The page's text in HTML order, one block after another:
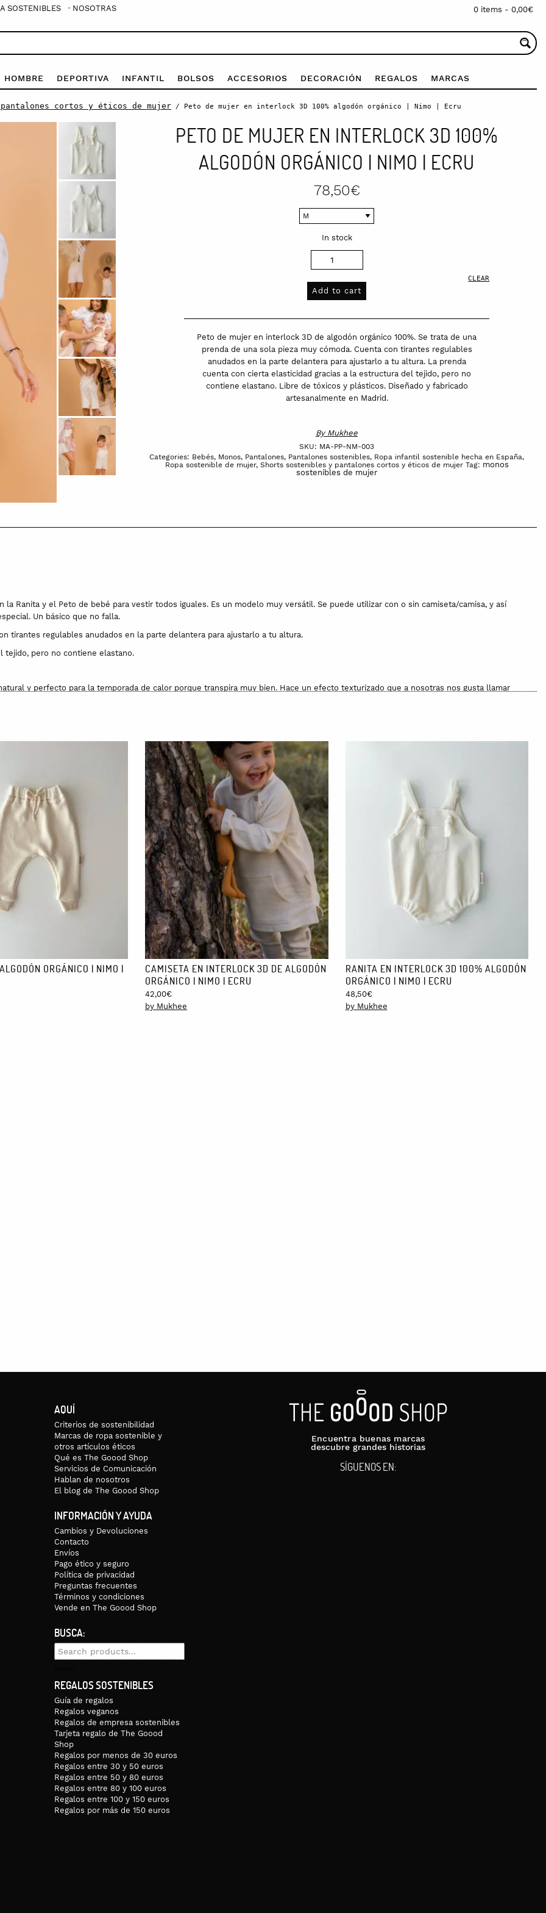
SOSTENIBLES · NOSOTRAS 0 items - 0,00€
HOMBRE DEPORTIVA INFANTIL BOLSOS ACCESORIOS DECORACIÓN REGALOS MARCAS
cortos y éticos de mujer / Peto de mujer en interlock 3D 100% algodón orgánico | Nimo | Ecru
PETO DE MUJER EN INTERLOCK 3D 100%
ALGODÓN ORGÁNICO | NIMO | ECRU
78,50€
CLEAR
In stock
quantity
Add to cart
Peto de mujer en interlock 3D de algodón orgánico 100%. Se trata de una
prenda de una sola pieza muy cómoda. Cuenta con tirantes regulables
anudados en la parte delantera para ajustarlo a tu altura. La prenda
cuenta con cierta elasticidad gracias a la estructura del tejido, pero no
contiene elastano. Libre de tóxicos y plásticos. Diseñado y fabricado
artesanalmente en Madrid.
By Mukhee
SKU: MA-PP-NM-003
Categories: Bebés, Monos, Pantalones, Pantalones sostenibles, Ropa infantil sostenible hecha en España,
Ropa sostenible de mujer, Shorts sostenibles y pantalones cortos y éticos de mujer Tag: monos
sostenibles de mujer
la Ranita y el Peto de bebé para vestir todos iguales. Es un modelo muy versátil. Se puede utilizar con o sin camiseta/camisa, y así
Un básico que no falla.
tirantes regulables anudados en la parte delantera para ajustarlo a tu altura.
tejido, pero no contiene elastano.
y perfecto para la temporada de calor porque transpira muy bien. Hace un efecto texturizado que a nosotras nos gusta llamar
utilizando preferiblemente detergentes naturales. El uso de blanqueantes, detergentes y suavizantes químicos puede alterar la
que lo hagas en un lugar donde la prenda no esté directamente expuesta al sol.
lavarlos, tenlo en cuenta a la hora de elegir la talla.
ORGÁNICO | NIMO |
CAMISETA EN INTERLOCK 3D DE ALGODÓN
ORGÁNICO | NIMO | ECRU
42,00€
by Mukhee
RANITA EN INTERLOCK 3D 100% ALGODÓN
ORGÁNICO | NIMO | ECRU
48,50€
by Mukhee
AQUÍ
Criterios de sostenibilidad
Marcas de ropa sostenible y
otros artículos éticos
Qué es The Goood Shop
Servicios de Comunicación
Hablan de nosotros
El blog de The Goood Shop
INFORMACIÓN Y AYUDA
Cambios y Devoluciones
Contacto
Envíos
Pago ético y seguro
Política de privacidad
Preguntas frecuentes
Términos y condiciones
Vende en The Goood Shop
BUSCA:
Search
REGALOS SOSTENIBLES
Guía de regalos
Regalos veganos
Regalos de empresa sostenibles
Tarjeta regalo de The Goood
Shop
Regalos por menos de 30 euros
Regalos entre 30 y 50 euros
Regalos entre 50 y 80 euros
Regalos entre 80 y 100 euros
Regalos entre 100 y 150 euros
Regalos por más de 150 euros
Encuentra buenas marcas
descubre grandes historias
SÍGUENOS EN: